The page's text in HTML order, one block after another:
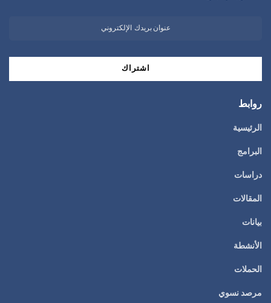
روابط
الرئيسية
البرامج
دراسات
المقالات
بيانات
الأنشطة
الحملات
مرصد نسوي